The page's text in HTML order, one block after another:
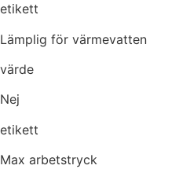
etikett
Lämplig för värmevatten
värde
Nej
etikett
Max arbetstryck